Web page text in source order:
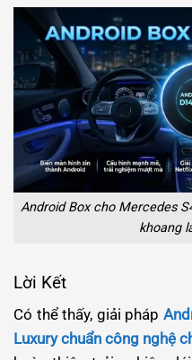
Android Box cho Mercedes
khoang
Lời Kết
Có thể thấy, giải pháp
Luxury chuẩn công nghệ